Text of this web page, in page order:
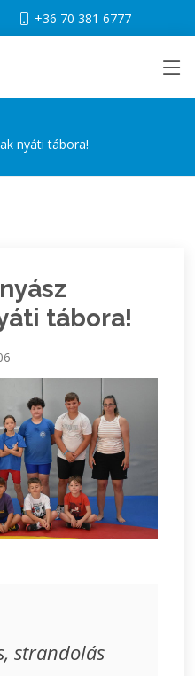
+36 70 381 6777
nyáti tábora!
tábora!
strandolás